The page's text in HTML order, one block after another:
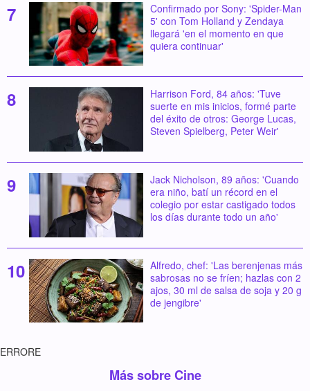
Confirmado por Sony: 'Spider-Man
5' con Tom Holland y Zendaya
llegará 'en el momento en que
quiera continuar'
Harrison Ford, 84 años: 'Tuve
suerte en mis inicios, formé parte
del éxito de otros: George Lucas,
Steven Spielberg, Peter Weir'
Jack Nicholson, 89 años: 'Cuando
era niño, batí un récord en el
colegio por estar castigado todos
los días durante todo un año'
Alfredo, chef: 'Las berenjenas más
sabrosas no se fríen; hazlas con 2
ajos, 30 ml de salsa de soja y 20 g
de jengibre'
ERRORE
Más sobre Cine